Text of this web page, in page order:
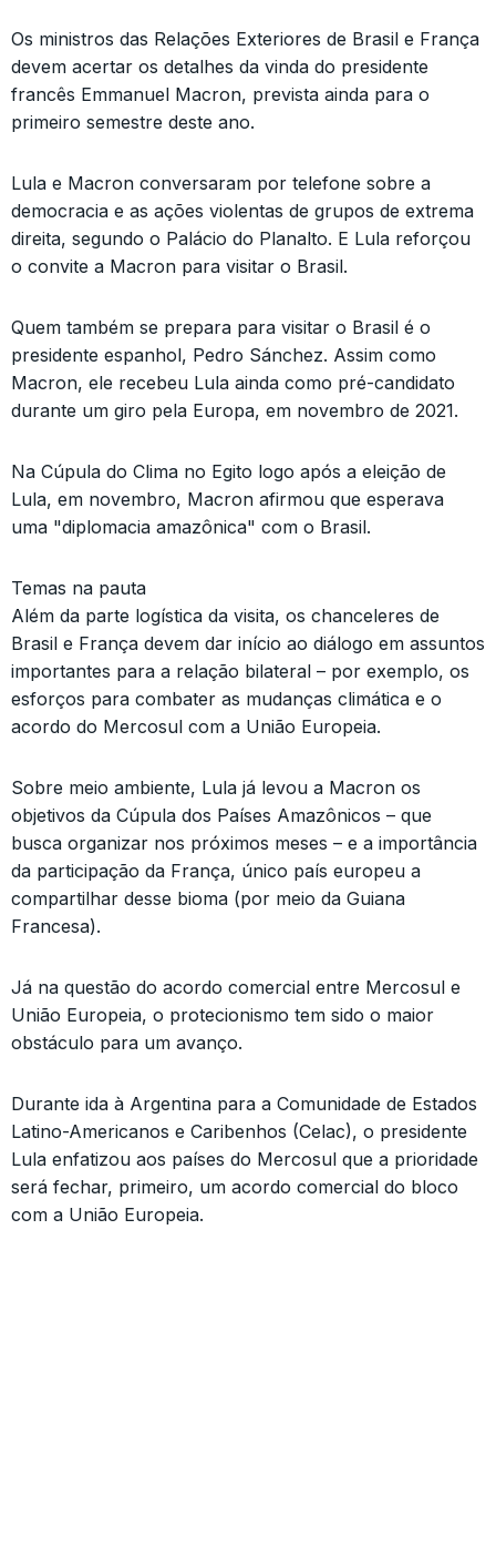
Os ministros das Relações Exteriores de Brasil e França
devem acertar os detalhes da vinda do presidente
francês Emmanuel Macron, prevista ainda para o
primeiro semestre deste ano.
Lula e Macron conversaram por telefone sobre a
democracia e as ações violentas de grupos de extrema
direita, segundo o Palácio do Planalto. E Lula reforçou
o convite a Macron para visitar o Brasil.
Quem também se prepara para visitar o Brasil é o
presidente espanhol, Pedro Sánchez. Assim como
Macron, ele recebeu Lula ainda como pré-candidato
durante um giro pela Europa, em novembro de 2021.
Na Cúpula do Clima no Egito logo após a eleição de
Lula, em novembro, Macron afirmou que esperava
uma "diplomacia amazônica" com o Brasil.
Temas na pauta
Além da parte logística da visita, os chanceleres de
Brasil e França devem dar início ao diálogo em assuntos
importantes para a relação bilateral – por exemplo, os
esforços para combater as mudanças climática e o
acordo do Mercosul com a União Europeia.
Sobre meio ambiente, Lula já levou a Macron os
objetivos da Cúpula dos Países Amazônicos – que
busca organizar nos próximos meses – e a importância
da participação da França, único país europeu a
compartilhar desse bioma (por meio da Guiana
Francesa).
Já na questão do acordo comercial entre Mercosul e
União Europeia, o protecionismo tem sido o maior
obstáculo para um avanço.
Durante ida à Argentina para a Comunidade de Estados
Latino-Americanos e Caribenhos (Celac), o presidente
Lula enfatizou aos países do Mercosul que a prioridade
será fechar, primeiro, um acordo comercial do bloco
com a União Europeia.